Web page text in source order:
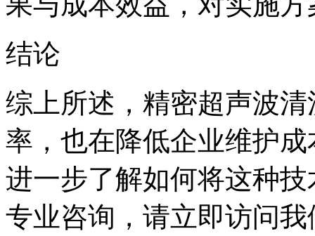
结论
综上所述，精密超声波
率，也在降低企业维护
进一步了解如何将这种
专业咨询，请立即访问